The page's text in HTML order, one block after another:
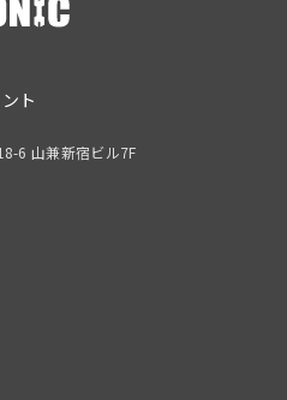
ト
6 山兼新宿ビル7F